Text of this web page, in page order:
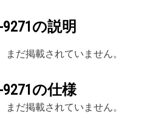
の説明
だ掲載されていません。
の仕様
だ掲載されていません。